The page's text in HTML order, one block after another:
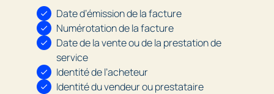
Date d’émission de la facture
Numérotation de la facture
Date de la vente ou de la prestation de
service
Identité de l’acheteur
Identité du vendeur ou prestataire